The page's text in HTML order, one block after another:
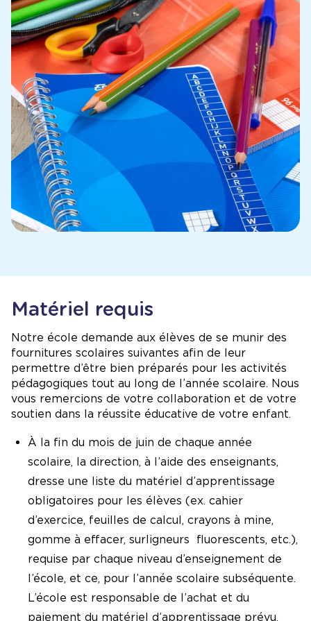
Matériel requis
Notre école demande aux élèves de se munir des
fournitures scolaires suivantes afin de leur
permettre d’être bien préparés pour les activités
pédagogiques tout au long de l’année scolaire. Nous
vous remercions de votre collaboration et de votre
soutien dans la réussite éducative de votre enfant.
À la fin du mois de juin de chaque année
scolaire, la direction, à l’aide des enseignants,
dresse une liste du matériel d’apprentissage
obligatoires pour les élèves (ex. cahier
d’exercice, feuilles de calcul, crayons à mine,
gomme à effacer, surligneurs fluorescents, etc.),
requise par chaque niveau d’enseignement de
l’école, et ce, pour l’année scolaire subséquente.
L’école est responsable de l’achat et du
paiement du matériel d’apprentissage prévu.